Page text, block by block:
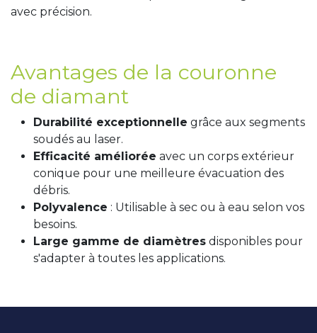
avec précision.
Avantages de la couronne
de diamant
Durabilité exceptionnelle grâce aux segments
soudés au laser.
Efficacité améliorée avec un corps extérieur
conique pour une meilleure évacuation des
débris.
Polyvalence : Utilisable à sec ou à eau selon vos
besoins.
Large gamme de diamètres disponibles pour
s'adapter à toutes les applications.